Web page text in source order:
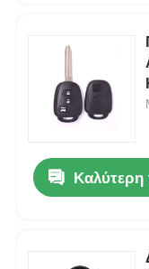
Καλύτερη